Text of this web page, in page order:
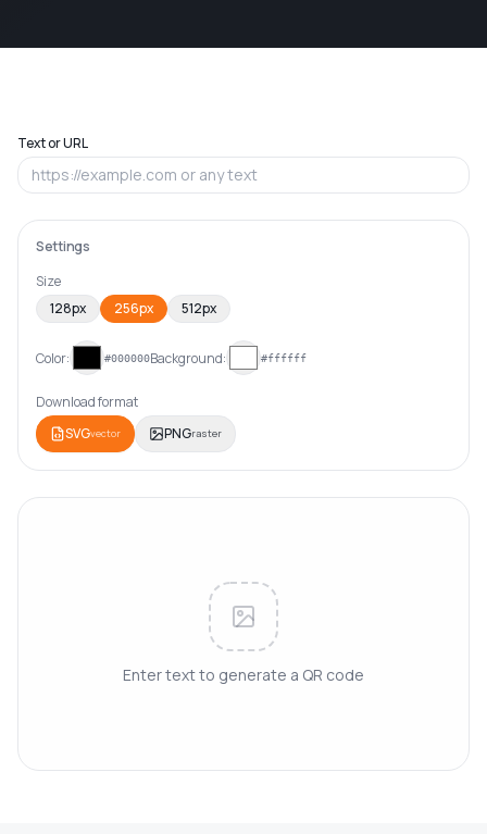
Text or URL
Settings
Size
128px
256px 512px
Color: #000000Background: #ffffff
Download format
SVGvector PNGraster
Enter text to generate a QR code